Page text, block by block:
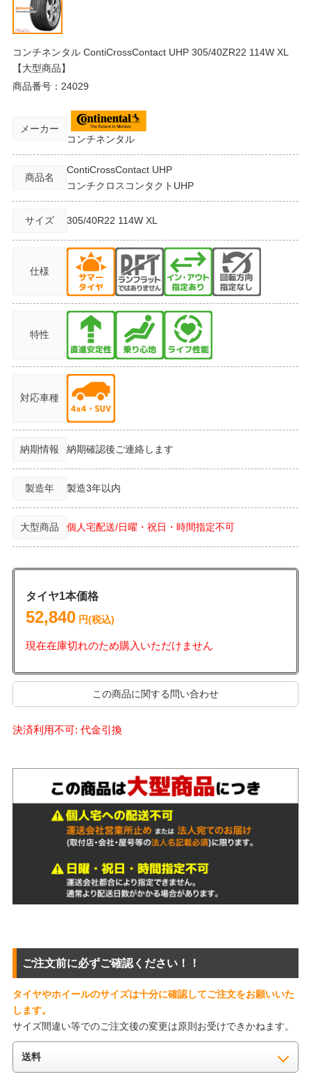
コンチネンタル ContiCrossContact UHP 305/40ZR22 114W XL
【大型商品】
商品番号： 24029
メーカー
コンチネンタル
商品名
ContiCrossContact UHP
コンチクロスコンタクトUHP
サイズ 305/40R22 114W XL
仕様
特性
対応車種
納期情報 納期確認後ご連絡します
製造年 製造3年以内
大型商品 個人宅配送/日曜・祝日・時間指定不可
タイヤ1本価格
52,840円(税込)
現在在庫切れのため購入いただけません
この商品に関する問い合わせ
決済利用不可: 代金引換
ご注文前に必ずご確認ください！！
タイヤやホイールのサイズは十分に確認してご注文をお願いいた
します。
サイズ間違い等でのご注文後の変更は原則お受けできかねます。
送料